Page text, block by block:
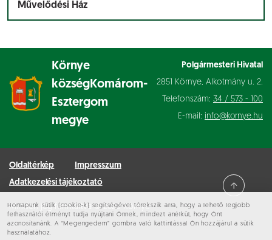
Honlapunk sütik (cookie-k) segítségével törekszik arra, hogy a lehető legjobb
felhasználói élményt tudja nyújtani Önnek, mindezt anélkül, hogy Önt
azonosítanánk. A “Megengedem” gombra való kattintással Ön hozzájárul a sütik
használatához.
Művelődési Ház
Környe
községKomárom-
Esztergom
megye
Polgármesteri Hivatal
2851 Környe, Alkotmány u. 2.
Telefonszám: 34 / 573 - 100
E-mail: info@kornye.hu
Oldaltérkép
Impresszum
Adatkezelési tájékoztató
Minden jog fenntartva © 2026 Környe